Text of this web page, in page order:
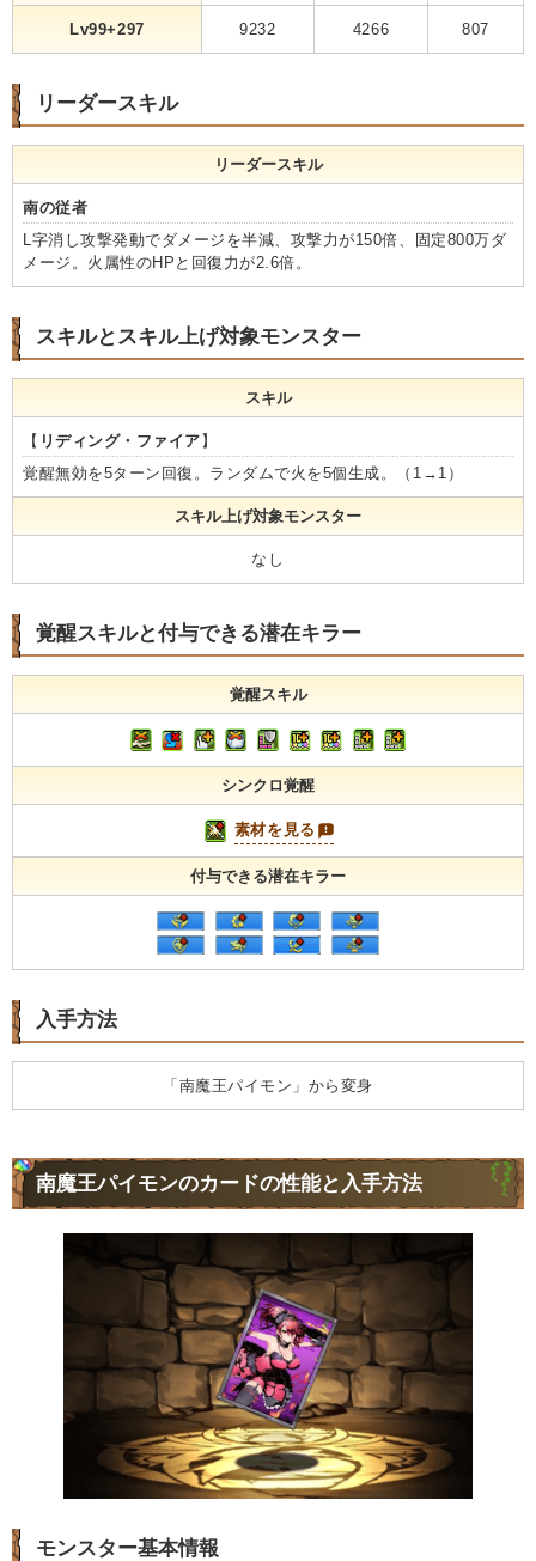
Lv99+297 9232 4266 807
リーダースキル
リーダースキル
南の従者
L字消し攻撃発動でダメージを半減、攻撃力が150倍、固定800万ダ
メージ。火属性のHPと回復力が2.6倍。
スキルとスキル上げ対象モンスター
スキル
【 リディング・ファイア 】
覚醒無効を5ターン回復。ランダムで火を5個生成。（1→1）
スキル上げ対象モンスター
なし
覚醒スキルと付与できる潜在キラー
覚醒スキル
シンクロ覚醒
素材を見る
付与できる潜在キラー
入手方法
「南魔王パイモン」から変身
南魔王パイモンのカードの性能と入手方法
モンスター基本情報